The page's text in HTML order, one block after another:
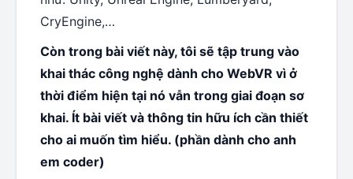
CryEngine,…
Còn trong bài viết này, tôi sẽ tập trung vào
khai thác công nghệ dành cho WebVR vì ở
thời điểm hiện tại nó vẫn trong giai đoạn sơ
khai. Ít bài viết và thông tin hữu ích cần thiết
cho ai muốn tìm hiểu. (phần dành cho anh
em coder)